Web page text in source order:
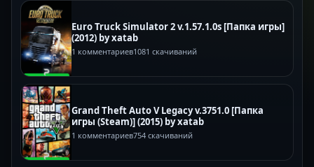
Euro Truck Simulator 2 v.1.57.1.0s [Папка игры]
(2012) by xatab
1 комментариев1081 скачиваний
Grand Theft Auto V Legacy v.3751.0 [Папка
игры (Steam)] (2015) by xatab
1 комментариев754 скачиваний